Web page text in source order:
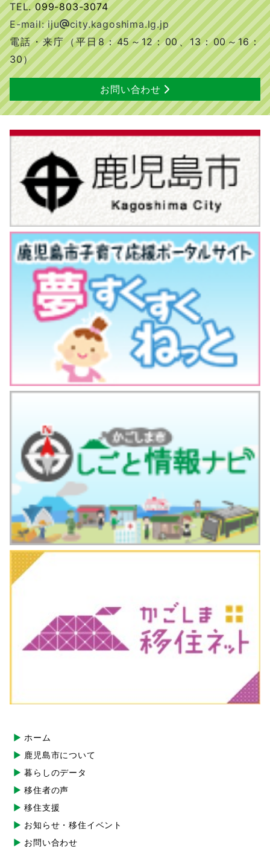
TEL.099-803-3074
E-mail: iju
city.kagoshima.lg.jp
電話・来庁（平日8：45～12：00、13：00～16：
30）
お問い合わせ
ホーム
鹿児島市について
暮らしのデータ
移住者の声
移住支援
お知らせ・移住イベント
お問い合わせ